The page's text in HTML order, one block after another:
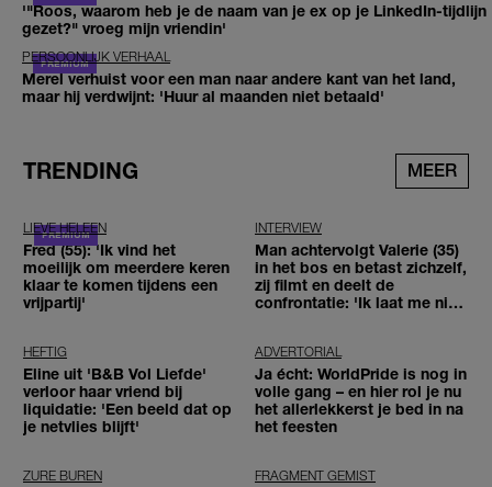
'"Roos, waarom heb je de naam van je ex op je LinkedIn-tijdlijn
gezet?" vroeg mijn vriendin'
PERSOONLIJK VERHAAL
Merel verhuist voor een man naar andere kant van het land,
maar hij verdwijnt: 'Huur al maanden niet betaald'
TRENDING MEER
LIEVE HELEEN
Fred (55): 'Ik vind het
moeilijk om meerdere keren
klaar te komen tijdens een
vrijpartij'
INTERVIEW
Man achtervolgt Valerie (35)
in het bos en betast zichzelf,
zij filmt en deelt de
confrontatie: 'Ik laat me niet
HEFTIG
Eline uit 'B&B Vol Liefde'
verloor haar vriend bij
liquidatie: 'Een beeld dat op
je netvlies blijft'
ADVERTORIAL
Ja écht: WorldPride is nog in
volle gang – en hier rol je nu
het allerlekkerst je bed in na
het feesten
ZURE BUREN FRAGMENT GEMIST